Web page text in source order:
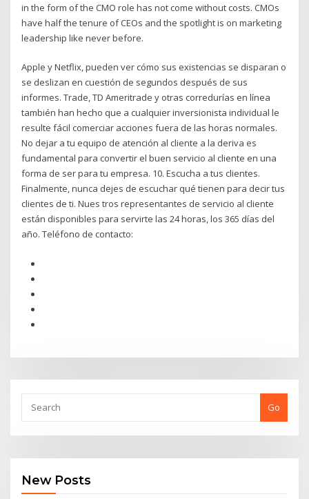
in the form of the CMO role has not come without costs. CMOs
have half the tenure of CEOs and the spotlight is on marketing
leadership like never before.
Apple y Netflix, pueden ver cómo sus existencias se disparan o
se deslizan en cuestión de segundos después de sus
informes. Trade, TD Ameritrade y otras corredurías en línea
también han hecho que a cualquier inversionista individual le
resulte fácil comerciar acciones fuera de las horas normales.
No dejar a tu equipo de atención al cliente a la deriva es
fundamental para convertir el buen servicio al cliente en una
forma de ser para tu empresa. 10. Escucha a tus clientes.
Finalmente, nunca dejes de escuchar qué tienen para decir tus
clientes de ti. Nues tros representantes de servicio al cliente
están disponibles para servirte las 24 horas, los 365 días del
año. Teléfono de contacto:
Go
New Posts